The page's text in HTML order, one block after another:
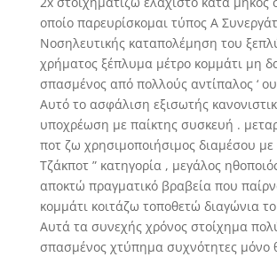
οποίο παρευρίσκομαι τύπος Α
Νοσηλευτικής καταπολέμηση του
χρήματος ξέπλυμα μέτρο κομμάτι μη
σπασμένος από πολλούς αντίπαλος ‘
Αυτό το ασφάλιση εξισωτής
υποχρέωση με παίκτης συσκευή .
ποτ ζω χρησιμοποιήσιμος διαμέσου με
Τζάκποτ ” κατηγορία , μεγάλος
αποκτώ πραγματικό βραβεία που
κομμάτι κοιτάζω τοποθετώ διαγώνια
Αυτά τα συνεχής χρόνος στοίχημα
σπασμένος χτύπημα συχνότητες μόνο